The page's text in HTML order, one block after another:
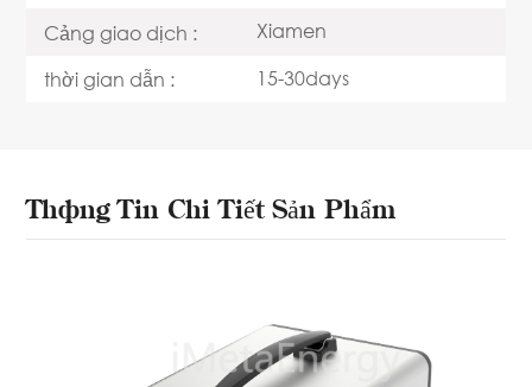
Cảng giao dịch :
Xiamen
thời gian dẫn :
15-30days
Thông Tin Chi Tiết Sản Phẩm